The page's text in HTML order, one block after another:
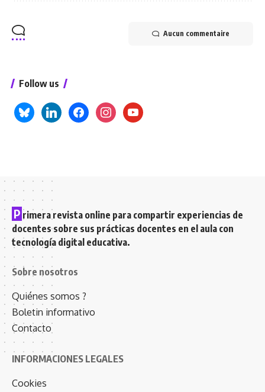
Aucun commentaire
Follow us
blueskylinkedinfacebookinstagramyoutube
P rimera revista online para compartir experiencias de
docentes sobre sus prácticas docentes en el aula con
tecnología digital educativa.
Sobre nosotros
Quiénes somos ?
Boletin informativo
Contacto
INFORMACIONES LEGALES
Cookies